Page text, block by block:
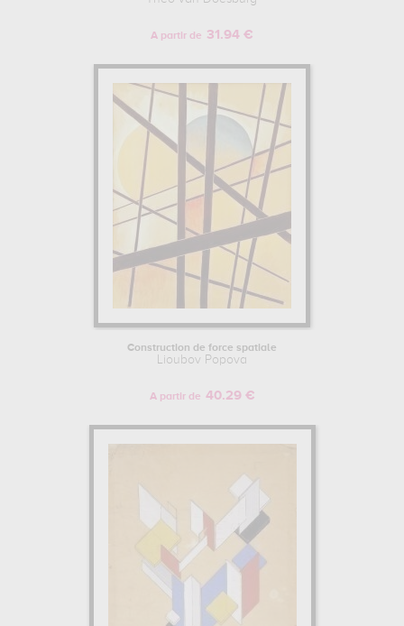
A partir de 31.94 €
Construction de force spatiale
Lioubov Popova
A partir de 40.29 €